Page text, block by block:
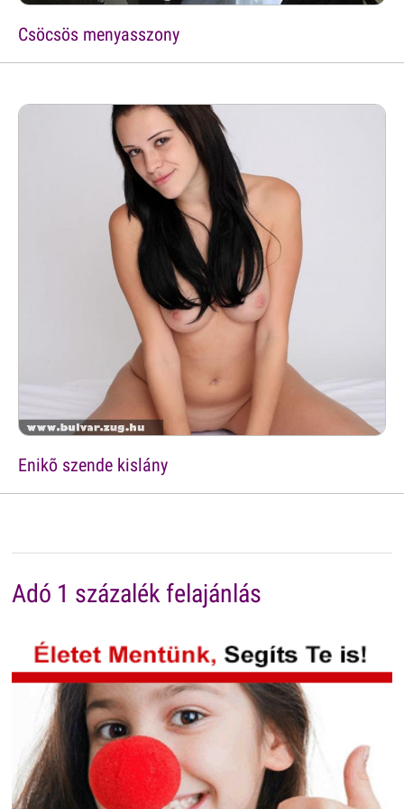
Csöcsös menyasszony
Enikõ szende kislány
Adó 1 százalék felajánlás